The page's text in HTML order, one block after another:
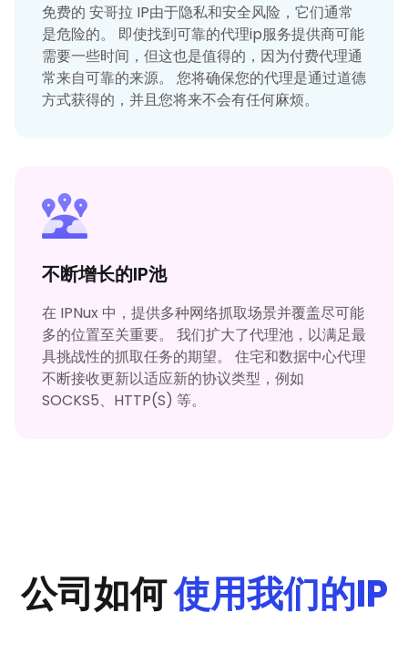
免费的 安哥拉 IP由于隐私和安全风险，它们通常
是危险的。 即使找到可靠的代理ip服务提供商可能
需要一些时间，但这也是值得的，因为付费代理通
常来自可靠的来源。 您将确保您的代理是通过道德
方式获得的，并且您将来不会有任何麻烦。
不断增长的IP池
在 IPNux 中，提供多种网络抓取场景并覆盖尽可能
多的位置至关重要。 我们扩大了代理池，以满足最
具挑战性的抓取任务的期望。 住宅和数据中心代理
不断接收更新以适应新的协议类型，例如
SOCKS5、HTTP(S) 等。
公司如何使用我们的IP